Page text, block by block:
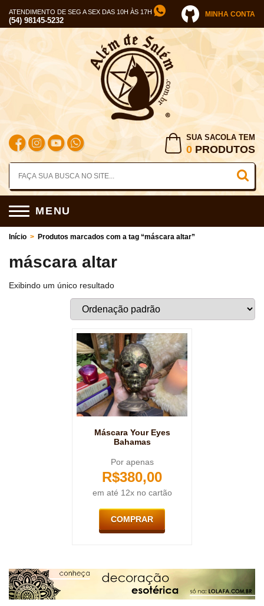
ATENDIMENTO DE SEG A SEX DAS 10H ÀS 17H
(54) 98145-5232
MINHA CONTA
SUA SACOLA TEM
0 PRODUTOS
MENU
Início > Produtos marcados com a tag “máscara altar”
máscara altar
Exibindo um único resultado
Máscara Your Eyes
Bahamas
Por apenas
R$380,00
em até 12x no cartão
COMPRAR